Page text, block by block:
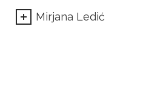
Mirjana Ledić